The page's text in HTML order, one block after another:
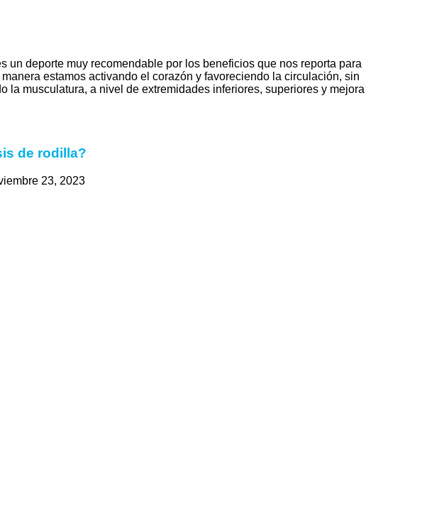
un deporte muy recomendable por los beneficios que nos reporta para
estamos activando el corazón y favoreciendo la circulación, sin
la musculatura, a nivel de extremidades inferiores, superiores y mejora
de rodilla?
23, 2023